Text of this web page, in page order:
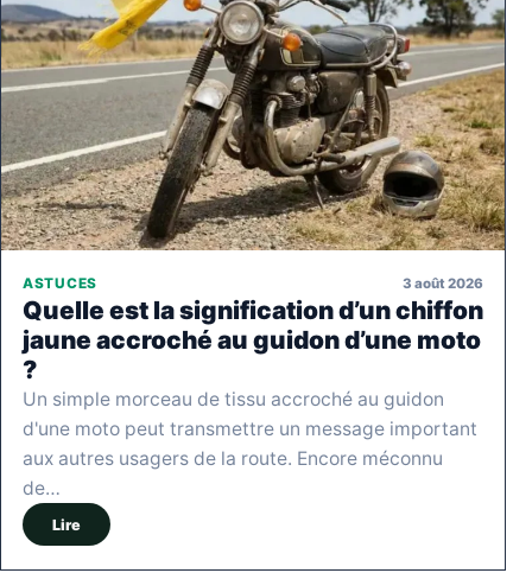
ASTUCES 3 août 2026
Quelle est la signification d’un chiffon
jaune accroché au guidon d’une moto
?
Un simple morceau de tissu accroché au guidon
d'une moto peut transmettre un message important
aux autres usagers de la route. Encore méconnu
de…
Lire